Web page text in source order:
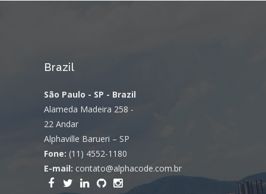
Brazil
São Paulo - SP - Brazil
Alameda Madeira 258 -
22 Andar
Alphaville Barueri – SP
Fone: (11) 4552-1180
E-mail: contato@alphacode.com.br